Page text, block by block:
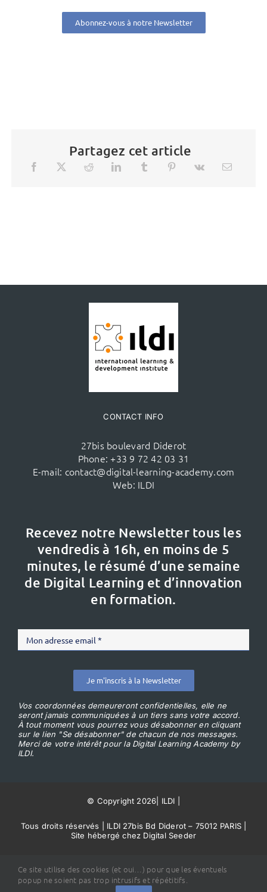
Abonnez-vous à notre Newsletter
Partagez cet article
CONTACT INFO
27bis boulevard Diderot
Phone: +33 9 72 42 03 31
E-mail: contact@digital-learning-academy.com
Web: ILDI
Recevez notre Newsletter tous les
vendredis à 16h, en moins de 5
minutes, le résumé d’une semaine
de Digital Learning et d’innovation
en formation.
Je m'inscris à la Newsletter
Vos coordonnées demeureront confidentielles, elle ne
seront jamais communiquées à un tiers sans votre accord.
À tout moment vous pourrez vous désabonner en cliquant
sur le lien "Se désabonner" de chacun de nos messages.
Merci de votre intérêt pour la Digital Learning Academy by
ILDI.
© Copyright 2026 ILDI
Tous droits réservés | ILDI 27bis Bd Diderot – 75012 PARIS |
Site hébergé chez Digital Seeder
Ce site utilise des cookies (et oui…) pour que les éventuels
popup ne soient pas trop intrusifs et répétitifs.